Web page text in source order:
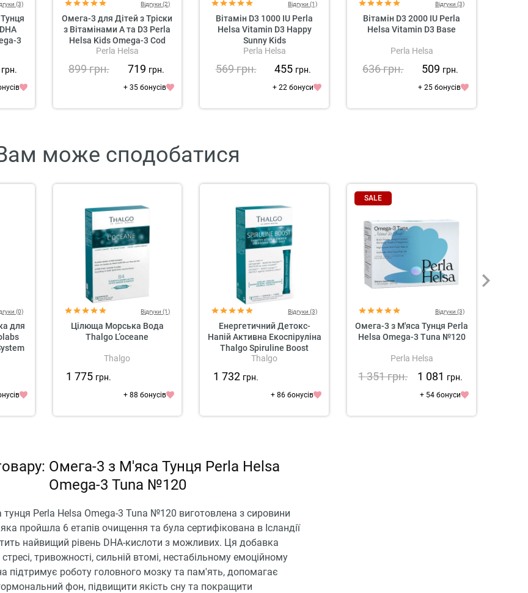
(3)
3
грн.
Відгуки (2)
Омега-3 для Дітей з Тріски
з Вітамінами А та D3 Perla
Helsa Kids Omega-3 Cod
Perla Helsa
899грн. 719 грн.
+ 35 бонусів
Відгуки (1)
Вітамін D3 1000 IU Perla
Helsa Vitamin D3 Happy
Sunny Kids
Perla Helsa
569грн. 455 грн.
+ 22 бонуси
Відгуки (3)
Вітамін D3 2000 IU Perla
Helsa Vitamin D3 Base
Perla Helsa
636грн. 509 грн.
+ 25 бонусів
може сподобатися
(0)
для
Відгуки (1)
Цілюща Морська Вода
Thalgo L’oceane
Thalgo
1 775 грн.
+ 88 бонусів
Відгуки (3)
Енергетичний Детокс-
Напій Активна Екоспіруліна
Thalgo Spiruline Boost
Thalgo
1 732 грн.
+ 86 бонусів
SALE
Відгуки (3)
Омега-3 з М'яса Тунця Perla
Helsa Omega-3 Tuna №120
Perla Helsa
1 351грн. 1 081 грн.
+ 54 бонуси
Омега-3 з М'яса Тунця Perla Helsa
Omega-3 Tuna №120
Perla Helsa Omega-3 Tuna №120 виготовлена з сировини
яка пройшла 6 етапів очищення та була сертифікована в Ісландії
найвищий рівень DHA-кислоти з можливих. Ця добавка
тривожності, сильній втомі, нестабільному емоційному
підтримує роботу головного мозку та пам'ять, допомагає
фон, підвищити якість сну та покращити